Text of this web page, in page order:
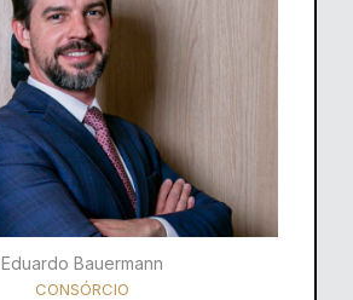
Eduardo Bauermann
CONSÓRCIO